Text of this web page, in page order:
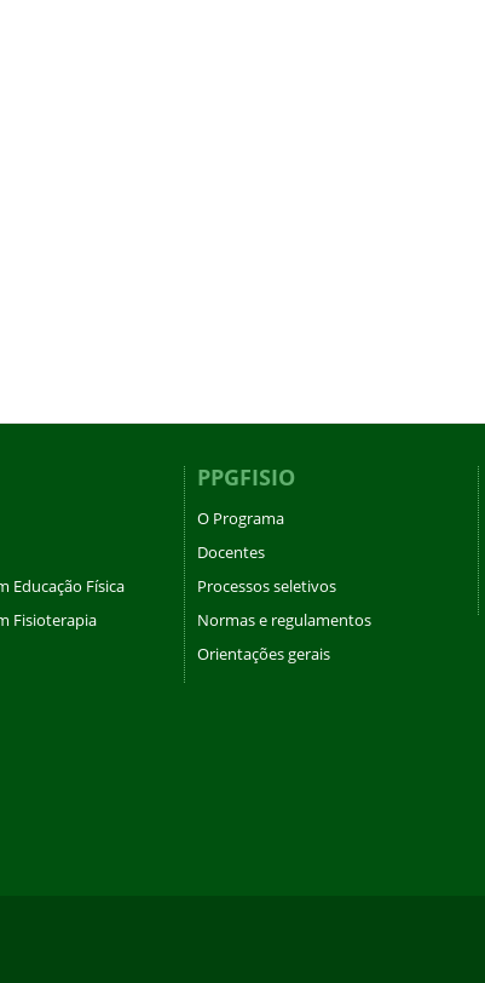
Educação Física
Fisioterapia
PPGFISIO
O Programa
Docentes
Processos seletivos
Normas e regulamentos
Orientações gerais